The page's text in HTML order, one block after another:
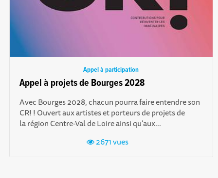
Appel à participation
Appel à projets de Bourges 2028
Avec Bourges 2028, chacun pourra faire entendre son
CR! ! Ouvert aux artistes et porteurs de projets de
la région Centre-Val de Loire ainsi qu’aux...
2671 vues